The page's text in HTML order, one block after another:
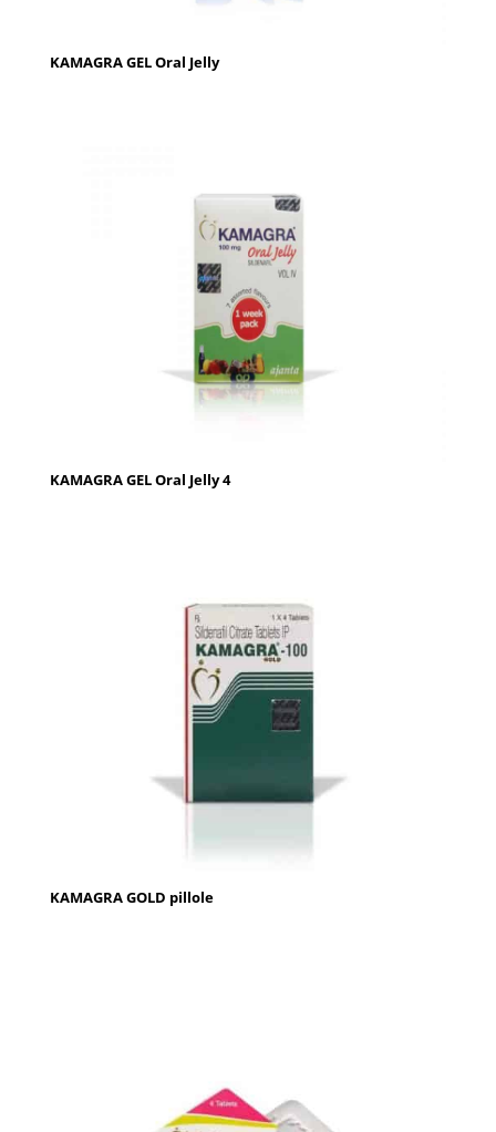
KAMAGRA GEL Oral Jelly
KAMAGRA GEL Oral Jelly 4
KAMAGRA GOLD pillole